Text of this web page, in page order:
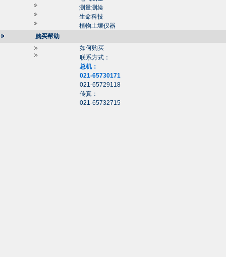
测量测绘
生命科技
植物土壤仪器
购买帮助
如何购买
联系方式：
总机：
021-65730171
021-65729118
传真：
021-65732715